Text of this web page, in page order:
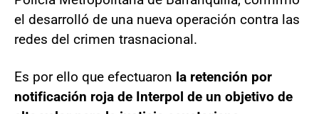
el desarrolló de una nueva operación contra las
redes del crimen trasnacional.
Es por ello que efectuaron la retención por
notificación roja de Interpol de un objetivo de